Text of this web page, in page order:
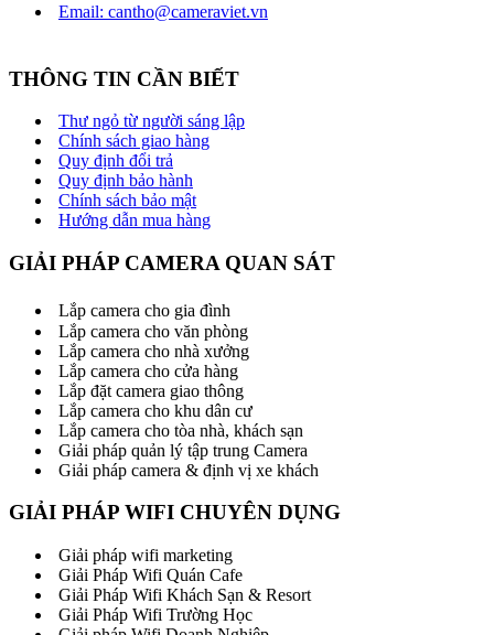
Email: cantho@cameraviet.vn
THÔNG TIN CẦN BIẾT
Thư ngỏ từ người sáng lập
Chính sách giao hàng
Quy định đổi trả
Quy định bảo hành
Chính sách bảo mật
Hướng dẫn mua hàng
GIẢI PHÁP CAMERA QUAN SÁT
Lắp camera cho gia đình
Lắp camera cho văn phòng
Lắp camera cho nhà xưởng
Lắp camera cho cửa hàng
Lắp đặt camera giao thông
Lắp camera cho khu dân cư
Lắp camera cho tòa nhà, khách sạn
Giải pháp quản lý tập trung Camera
Giải pháp camera & định vị xe khách
GIẢI PHÁP WIFI CHUYÊN DỤNG
Giải pháp wifi marketing
Giải Pháp Wifi Quán Cafe
Giải Pháp Wifi Khách Sạn & Resort
Giải Pháp Wifi Trường Học